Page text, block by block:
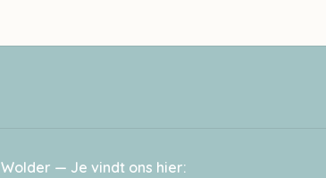
Wolder — Je vindt ons hier: